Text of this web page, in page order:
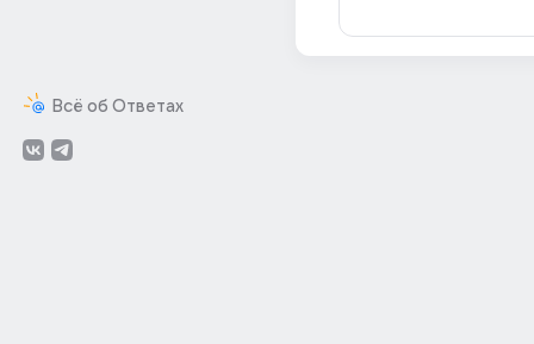
Всё об Ответах